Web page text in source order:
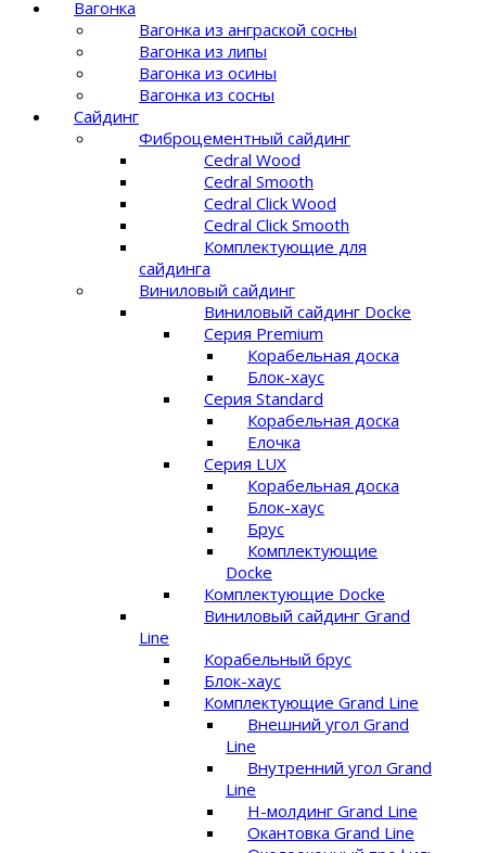
Вагонка
Вагонка из анграской сосны
Вагонка из липы
Вагонка из осины
Вагонка из сосны
Сайдинг
Фиброцементный сайдинг
Cedral Wood
Cedral Smooth
Cedral Click Wood
Cedral Click Smooth
Комплектующие для
сайдинга
Виниловый сайдинг
Виниловый сайдинг Docke
Серия Premium
Корабельная доска
Блок-хаус
Серия Standard
Корабельная доска
Елочка
Серия LUX
Корабельная доска
Блок-хаус
Брус
Комплектующие
Docke
Комплектующие Docke
Виниловый сайдинг Grand
Line
Корабельный брус
Блок-хаус
Комплектующие Grand Line
Внешний угол Grand
Line
Внутренний угол Grand
Line
Н-молдинг Grand Line
Окантовка Grand Line